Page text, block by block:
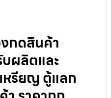
กดสินค้า​
ผลิตและ
หรียญ ตู้แลก